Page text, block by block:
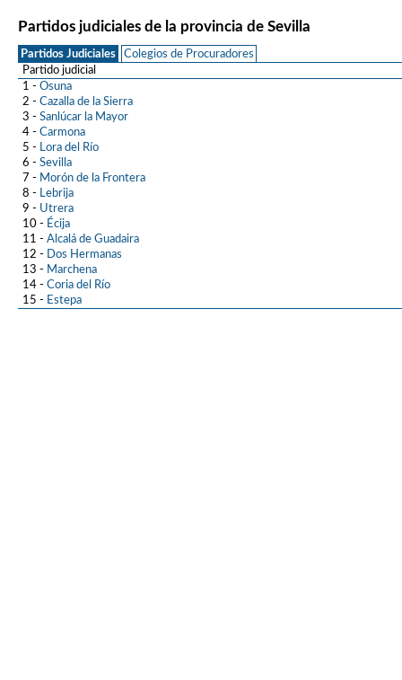
Partidos judiciales de la provincia de Sevilla
Partidos Judiciales
Colegios de Procuradores
Partido judicial
1 - Osuna
2 - Cazalla de la Sierra
3 - Sanlúcar la Mayor
4 - Carmona
5 - Lora del Río
6 - Sevilla
7 - Morón de la Frontera
8 - Lebrija
9 - Utrera
10 - Écija
11 - Alcalá de Guadaira
12 - Dos Hermanas
13 - Marchena
14 - Coria del Río
15 - Estepa